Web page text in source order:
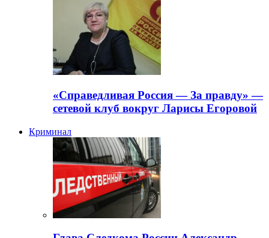
«Справедливая Россия — За правду» —
сетевой клуб вокруг Ларисы Егоровой
Криминал